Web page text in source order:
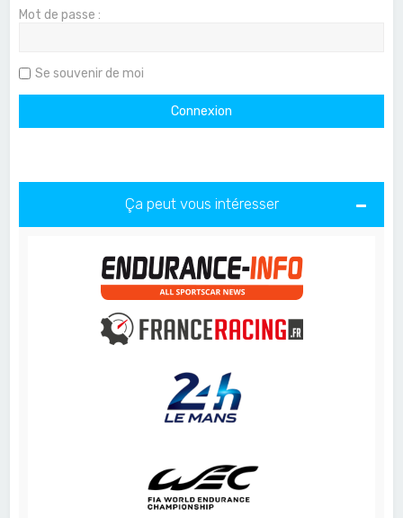
Mot de passe :
Se souvenir de moi
Ça peut vous intéresser